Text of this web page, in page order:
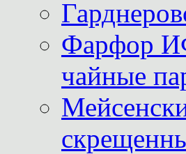
Фарфор
чайные